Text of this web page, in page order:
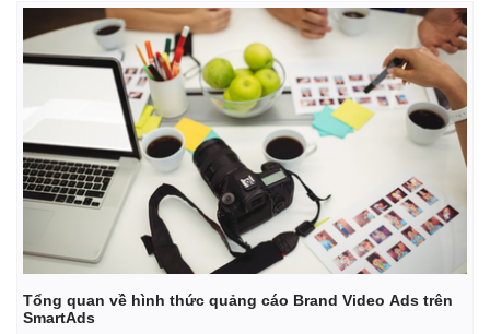
Kinh tế
Bất động sản
Khởi nghiệp
Thị trường
Giá vàng
Tiêu dùng
Tổng quan về hình thức quảng cáo Brand Video Ads trên
SmartAds